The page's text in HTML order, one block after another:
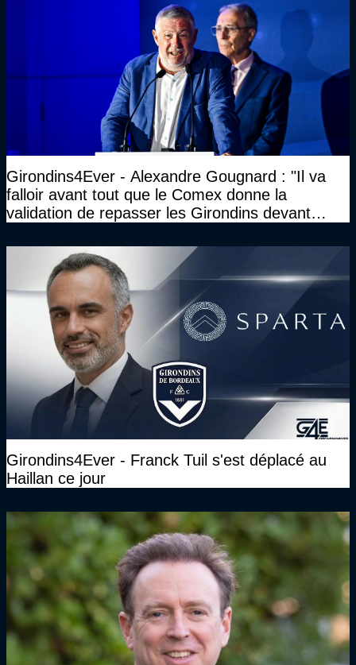
Girondins4Ever - Alexandre Gougnard : "Il va
falloir avant tout que le Comex donne la
validation de repasser les Girondins devant
Girondins4Ever - Franck Tuil s'est déplacé au
Haillan ce jour